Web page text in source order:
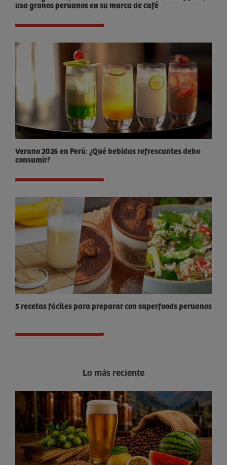
usa granos peruanos en su marca de café
Verano 2026 en Perú: ¿Qué bebidas refrescantes debo
consumir?
5 recetas fáciles para preparar con superfoods peruanos
Lo más reciente